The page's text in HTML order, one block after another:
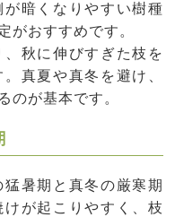
暗くなりやすい樹種
がおすすめです。
秋に伸びすぎた枝を
真夏や真冬を避け、
のが基本です。
暑期と真冬の厳寒期
が起こりやすく、枝